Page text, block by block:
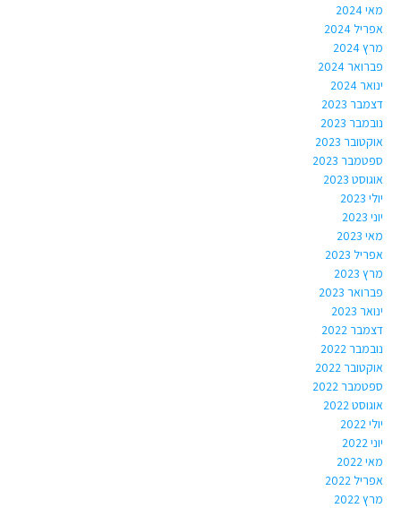
מאי 2024
אפריל 2024
מרץ 2024
פברואר 2024
ינואר 2024
דצמבר 2023
נובמבר 2023
אוקטובר 2023
ספטמבר 2023
אוגוסט 2023
יולי 2023
יוני 2023
מאי 2023
אפריל 2023
מרץ 2023
פברואר 2023
ינואר 2023
דצמבר 2022
נובמבר 2022
אוקטובר 2022
ספטמבר 2022
אוגוסט 2022
יולי 2022
יוני 2022
מאי 2022
אפריל 2022
מרץ 2022